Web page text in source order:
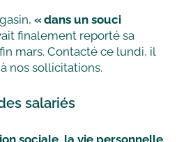
« dans un souci
finalement reporté sa
mars. Contacté ce lundi, il
nos sollicitations.
salariés
sociale, la vie personnelle